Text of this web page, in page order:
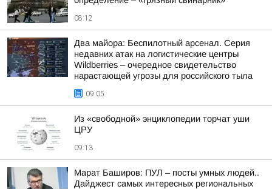
08:12
Два майора: Беспилотный арсенал. Серия
недавних атак на логистические центры
Wildberries – очередное свидетельство
нарастающей угрозы для российского тыла
09:05
Из «свободной» энциклопедии торчат уши
ЦРУ
09:13
Марат Баширов: ПУЛ – посты умных людей..
Дайджест самых интересных региональных